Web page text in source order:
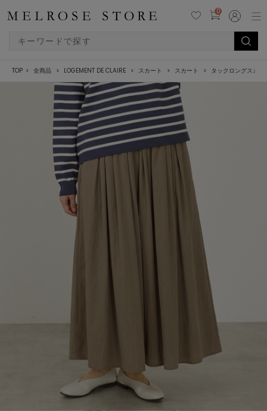
0
TOP 全商品 LOGEMENT DE CLAIRE スカート スカート タックロングスカー